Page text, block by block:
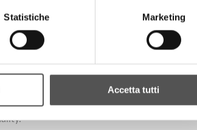
Statistiche Marketing
Accetta tutti
Thanks to the use of environmentally